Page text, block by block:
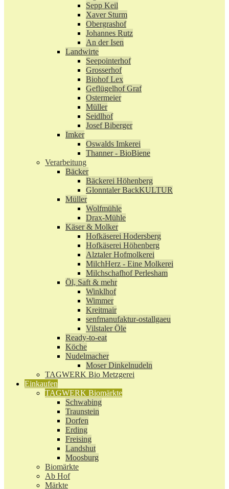
Sepp Keil
Xaver Sturm
Obergrashof
Johannes Rutz
An der Isen
Landwirte
Seepointerhof
Grosserhof
Biohof Lex
Geflügelhof Graf
Ostermeier
Müller
Seidlhof
Josef Biberger
Imker
Oswalds Imkerei
Thanner - BioBiene
Verarbeitung
Bäcker
Bäckerei Höhenberg
Glonntaler BackKULTUR
Müller
Wolfmühle
Drax-Mühle
Käser & Molker
Hofkäserei Hodersberg
Hofkäserei Höhenberg
Alztaler Hofmolkerei
MilchHerz - Eine Molkerei
Milchschafhof Perlesham
Öl, Saft & mehr
Winklhof
Wimmer
Kreitmair
senfmanufaktur-ostallgaeu
Vilstaler Öle
Ready-to-eat
Köche
Nudelmacher
Moser Dinkelnudeln
TAGWERK Bio Metzgerei
Einkaufen
TAGWERK Biomärkte
Schwabing
Traunstein
Dorfen
Erding
Freising
Landshut
Moosburg
Biomärkte
Ab Hof
Märkte